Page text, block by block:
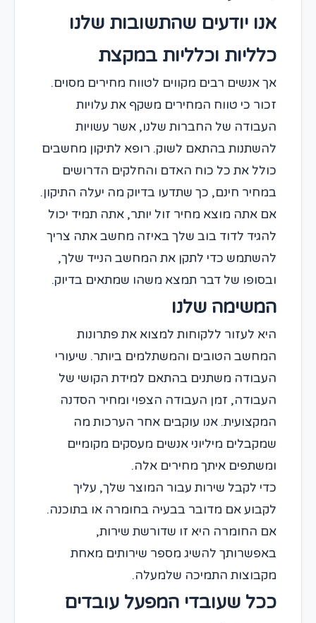
אנו יודעים שהתשובות שלנו
כלליות וכלליות במקצת
אך אנשים רבים מקווים לטווח מחירים מסוים.
זכור כי טווח המחירים משקף את עלויות
העבודה של החברות שלנו, אשר עשויות
להשתנות בהתאם לשוק. רופא לתיקון מחשבים
כולל את כל כוח האדם והחלקים הדרושים
במחיר חינם, כך שתדעו בדיוק מה יעלה התיקון.
אם אתה מוצא מחיר זול יותר, אתה תמיד יכול
להגיד לדוד בוב שלך באיזה מחשב אתה צריך
להשתמש כדי לתקן את המחשב הנייד שלך,
ובסופו של דבר תמצא משהו שמתאים בדיוק.
המשימה שלנו
היא לעזור ללקוחות למצוא את פתרונות
המחשב הטובים והמשתלמים ביותר. שיעורי
העבודה משתנים בהתאם למידת הקושי של
העבודה, זמן העבודה הצפוי ומחיר הסדנה
המקצועית. אנו עוקבים אחר הערכות מה
שמקבלים מיליוני אנשים מעסקים מקומיים
ומשתפים איתך מחירים אלה.
כדי לקבל שירות עבור המוצר שלך, עליך
לקבוע אם מדובר בבעיה בחומרה או בתוכנה.
אם החומרה היא זו שדורשת שירות,
באפשרותך להשיג מספר שירותים מאחת
מקבוצות התמיכה שלמעלה.
ככל שעובדי המפעל עובדים